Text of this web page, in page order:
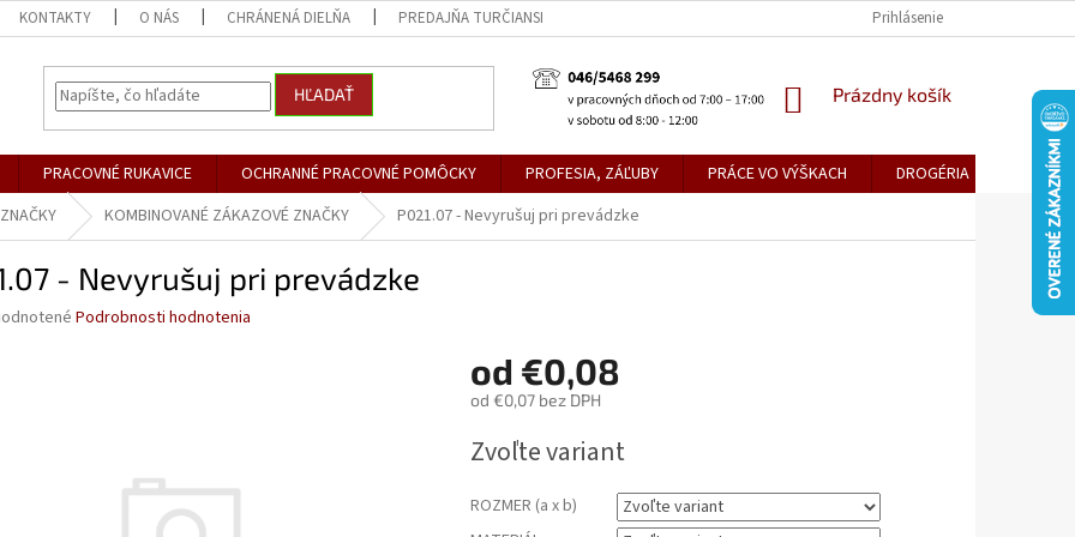
KONTAKTY O NÁS CHRÁNENÁ DIELŇA PREDAJŇA TURČIANSKE TEPLICE DOPRAVA A PLATBY
Prihlásenie
HĽADAŤ
NÁKUPNÝ
Prázdny košík
PRACOVNÉ RUKAVICE OCHRANNÉ PRACOVNÉ POMÔCKY PROFESIA, ZÁĽUBY PRÁCE VO VÝŠKACH DROGÉRIA
KOMBINOVANÉ ZÁKAZOVÉ ZNAČKY P021.07 - Nevyrušuj pri prevádzke
- Nevyrušuj pri prevádzke
Podrobnosti hodnotenia
od €0,08
od €0,07bez DPH
cena:
Zvoľte variant
ROZMER (a x b)